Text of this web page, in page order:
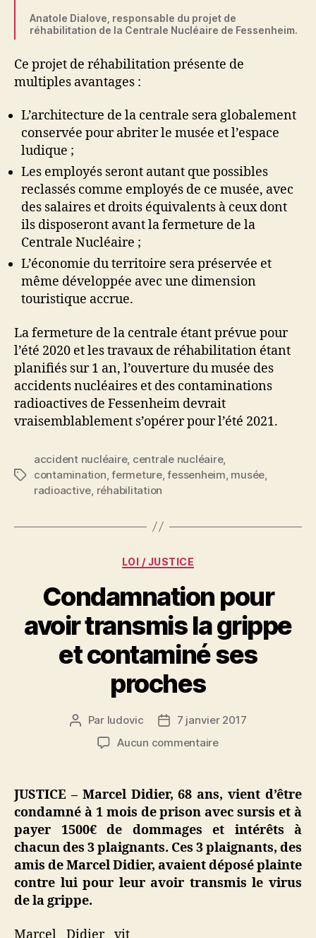
Anatole Dialove, responsable du projet de
réhabilitation de la Centrale Nucléaire de Fessenheim.
Ce projet de réhabilitation présente de
multiples avantages :
L’architecture de la centrale sera globalement
conservée pour abriter le musée et l’espace
ludique ;
Les employés seront autant que possibles
reclassés comme employés de ce musée, avec
des salaires et droits équivalents à ceux dont
ils disposeront avant la fermeture de la
Centrale Nucléaire ;
L’économie du territoire sera préservée et
même développée avec une dimension
touristique accrue.
La fermeture de la centrale étant prévue pour
l’été 2020 et les travaux de réhabilitation étant
planifiés sur 1 an, l’ouverture du musée des
accidents nucléaires et des contaminations
radioactives de Fessenheim devrait
vraisemblablement s’opérer pour l’été 2021.
Étiquettes
accident nucléaire, centrale nucléaire,
contamination ,fermeture,fessenheim musée
radioactive réhabilitation
Catégories
LOI / JUSTICE
Condamnation pour
avoir transmis la grippe
et contaminé ses
proches
Auteur
l’article
Par ludovic
Date7 janvier 2017
Aucun commentairesur
avoir
transmis
la
grippe
et
contaminé
ses
JUSTICE – Marcel Didier, 68 ans, vient d’être
condamné à 1 mois de prison avec sursis et à
payer 1500€ de dommages et intérêts à
chacun des 3 plaignants. Ces 3 plaignants, des
amis de Marcel Didier, avaient déposé plainte
contre lui pour leur avoir transmis le virus
de la grippe.
Marcel Didier vit